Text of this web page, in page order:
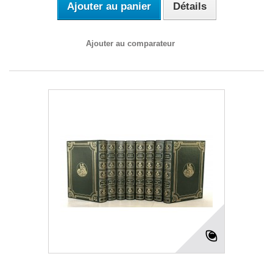
Ajouter au panier Détails
Ajouter au comparateur